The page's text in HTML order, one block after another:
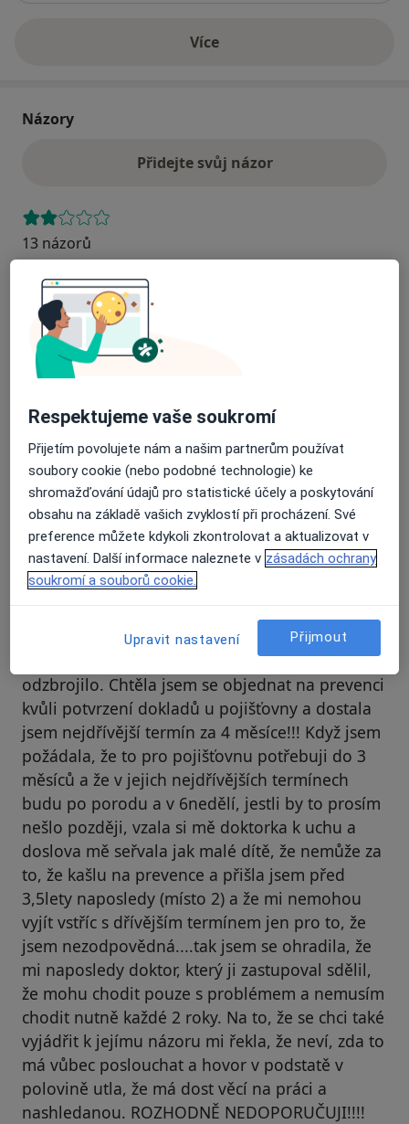
Víceo adrese
Názory
Přidejte svůj názor
13 názorů
Recenze pacientů jsou pro nás důležité.
Specialisté nemají možnost zaplatit za
odstranění nebo změnu recenze pacienta.
Další informace.
Hledejte v názorech
Naprostá katastrofa! Nepříjemná sestra, ale co
předvedla paní doktorka Rousová mě naprosto
odzbrojilo. Chtěla jsem se objednat na prevenci
kvůli potvrzení dokladů u pojišťovny a dostala
jsem nejdřívější termín za 4 měsíce!!! Když jsem
požádala, že to pro pojišťovnu potřebuji do 3
měsíců a že v jejich nejdřívějších termínech
budu po porodu a v 6nedělí, jestli by to prosím
nešlo později, vzala si mě doktorka k uchu a
doslova mě seřvala jak malé dítě, že nemůže za
to, že kašlu na prevence a přišla jsem před
3,5lety naposledy (místo 2) a že mi nemohou
vyjít vstříc s dřívějším termínem jen pro to, že
jsem nezodpovědná....tak jsem se ohradila, že
mi naposledy doktor, který ji zastupoval sdělil,
že mohu chodit pouze s problémem a nemusím
chodit nutně každé 2 roky. Na to, že se chci také
vyjádřit k jejímu názoru mi řekla, že neví, zda to
má vůbec poslouchat a hovor v podstatě v
polovině utla, že má dost věcí na práci a
nashledanou. ROZHODNĚ NEDOPORUČUJI!!!!
Respektujeme vaše soukromí
Přijetím povolujete nám a našim partnerům používat
soubory cookie (nebo podobné technologie) ke
shromažďování údajů pro statistické účely a poskytování
obsahu na základě vašich zvyklostí při procházení. Své
preference můžete kdykoli zkontrolovat a aktualizovat v
nastavení. Další informace naleznete v zásadách ochrany
soukromí a souborů cookie.
Upravit nastavení Přijmout